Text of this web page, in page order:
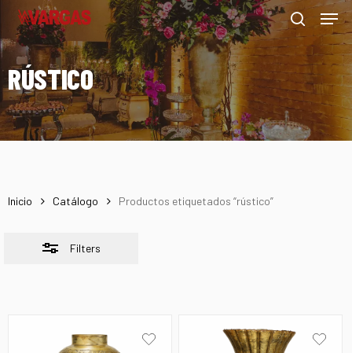
Skip
main
content
search
Menu
RÚSTICO
Inicio Catálogo Productos etiquetados “rústico”
Filters
Close
Filters
Menu